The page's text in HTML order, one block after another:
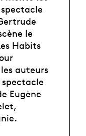
le
Habits
auteurs
Eugène